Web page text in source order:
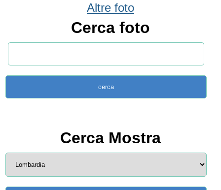
Altre foto
Cerca foto
Cerca Mostra